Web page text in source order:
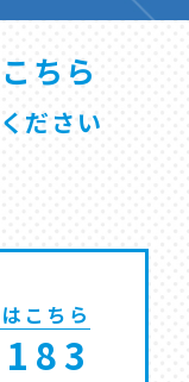
ちら
ださい
こちら
1 83